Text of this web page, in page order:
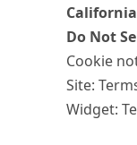
Do Not
Cookie
Site:
Widget: